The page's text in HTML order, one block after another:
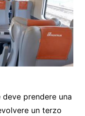
deve prendere una
un terzo